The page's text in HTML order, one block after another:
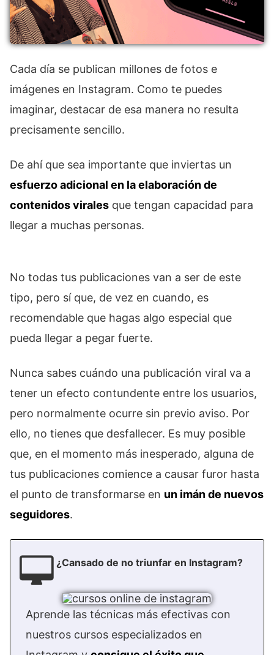
Cada día se publican millones de fotos e
imágenes en Instagram. Como te puedes
imaginar, destacar de esa manera no resulta
precisamente sencillo.
De ahí que sea importante que inviertas un
esfuerzo adicional en la elaboración de
contenidos virales que tengan capacidad para
llegar a muchas personas.
No todas tus publicaciones van a ser de este
tipo, pero sí que, de vez en cuando, es
recomendable que hagas algo especial que
pueda llegar a pegar fuerte.
Nunca sabes cuándo una publicación viral va a
tener un efecto contundente entre los usuarios,
pero normalmente ocurre sin previo aviso. Por
ello, no tienes que desfallecer. Es muy posible
que, en el momento más inesperado, alguna de
tus publicaciones comience a causar furor hasta
el punto de transformarse en un imán de nuevos
seguidores.
¿Cansado de no triunfar en Instagram?
Aprende las técnicas más efectivas con
nuestros cursos especializados en